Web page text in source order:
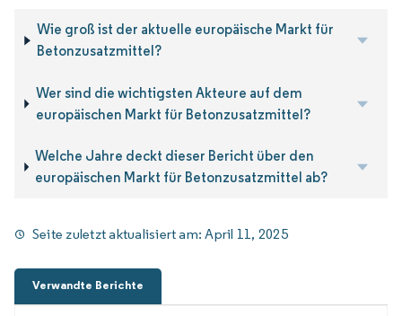
Wie groß ist der aktuelle europäische Markt für
Betonzusatzmittel?
Wer sind die wichtigsten Akteure auf dem
europäischen Markt für Betonzusatzmittel?
Welche Jahre deckt dieser Bericht über den
europäischen Markt für Betonzusatzmittel ab?
Seite zuletzt aktualisiert am:April 11, 2025
Verwandte Berichte